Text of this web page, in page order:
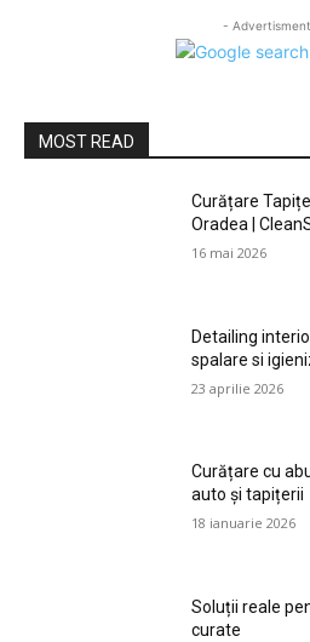
-
MOST READ
Curățare
Oradea |
16 mai 2026
Detailing
spalare si
23 aprilie 2026
Curățare cu
auto și tapițerii
18 ianuarie 2026
Soluții reale
curate